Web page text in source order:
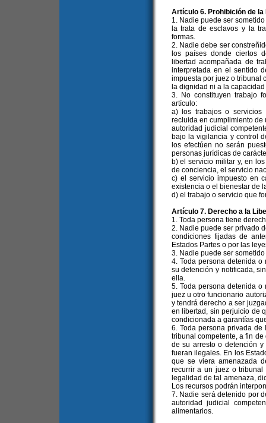
Artículo 6. Prohibición de
1. Nadie puede ser
la trata de esclavos y la
formas.
2. Nadie debe ser
los países donde ciertos
libertad acompañada de
interpretada en el sentido
impuesta por juez o tribunal
la dignidad ni a la
3. No constituyen trabajo
artículo:
a) los trabajos o servicios
recluida en cumplimiento de
autoridad judicial
bajo la vigilancia y control
los efectúen no serán
personas jurídicas de
b) el servicio militar y, en
de conciencia, el servicio
c) el servicio impuesto en
existencia o el bienestar de
d) el trabajo o servicio que
Artículo 7. Derecho a la
1. Toda persona tiene
2. Nadie puede ser privado
condiciones fijadas de
Estados Partes o por las
3. Nadie puede ser
4. Toda persona detenida
su detención y notificada,
ella.
5. Toda persona detenida
juez u otro funcionario
y tendrá derecho a ser
en libertad, sin perjuicio de
condicionada a garantías
6. Toda persona privada
tribunal competente, a fin
de su arresto o detención
fueran ilegales. En los
que se viera amenazada
recurrir a un juez o
legalidad de tal amenaza,
Los recursos podrán
7. Nadie será detenido por
autoridad judicial
alimentarios.